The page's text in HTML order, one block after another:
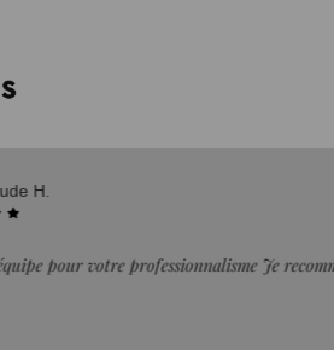
Didier B.
"achat correspond a la description"